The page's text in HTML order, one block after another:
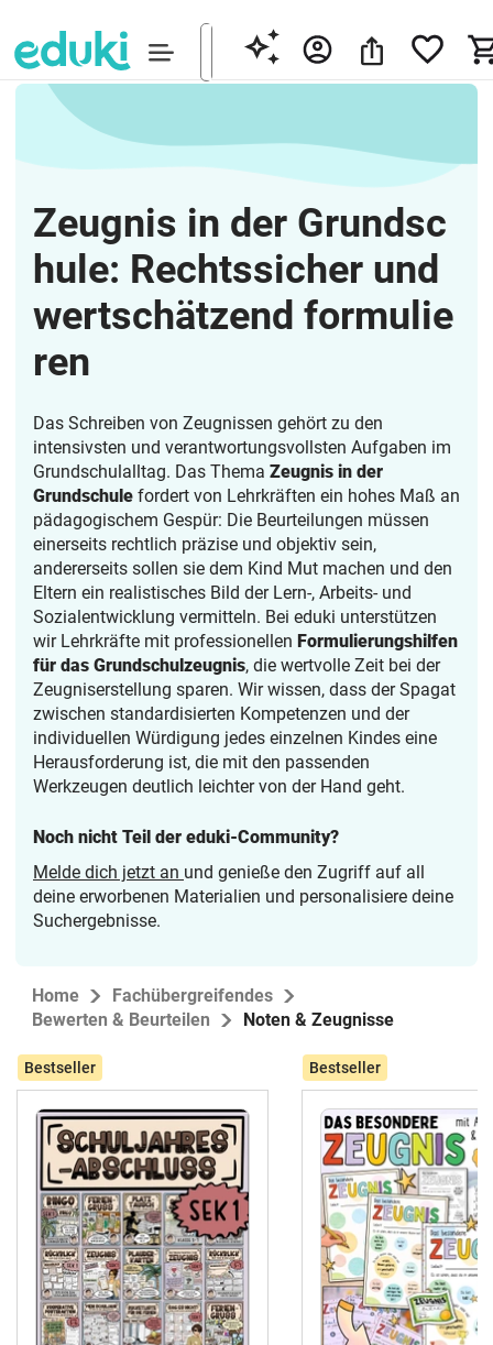
Zeugnis in der Grundsc
hule: Rechtssicher und
wertschätzend formulie
ren
Das Schreiben von Zeugnissen gehört zu den
intensivsten und verantwortungsvollsten Aufgaben im
Grundschulalltag. Das Thema Zeugnis in der
Grundschule fordert von Lehrkräften ein hohes Maß an
pädagogischem Gespür: Die Beurteilungen müssen
einerseits rechtlich präzise und objektiv sein,
andererseits sollen sie dem Kind Mut machen und den
Eltern ein realistisches Bild der Lern-, Arbeits- und
Sozialentwicklung vermitteln. Bei eduki unterstützen
wir Lehrkräfte mit professionellen Formulierungshilfen
für das Grundschulzeugnis, die wertvolle Zeit bei der
Zeugniserstellung sparen. Wir wissen, dass der Spagat
zwischen standardisierten Kompetenzen und der
individuellen Würdigung jedes einzelnen Kindes eine
Herausforderung ist, die mit den passenden
Werkzeugen deutlich leichter von der Hand geht.
Noch nicht Teil der eduki-Community?
Melde dich jetzt an und genieße den Zugriff auf all
deine erworbenen Materialien und personalisiere deine
Suchergebnisse.
Home
Fachübergreifendes
Bewerten & Beurteilen
Noten & Zeugnisse
Bestseller Bestseller